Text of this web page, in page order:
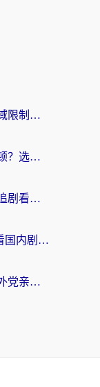
在海外如何听音乐教程：告别地域限制，随时听见国内的声音
海外看国内电视剧的播放器总卡顿？选对回国加速器才是关键
国外可以看西瓜视频吗？海外党追剧看片的终极解决方案
韩剧tv国外免费下载难？海外党看国内剧的加速器选择指南（附实用技巧）
腾讯视频限制播放怎么解除？海外党亲测有效的回国加速指南